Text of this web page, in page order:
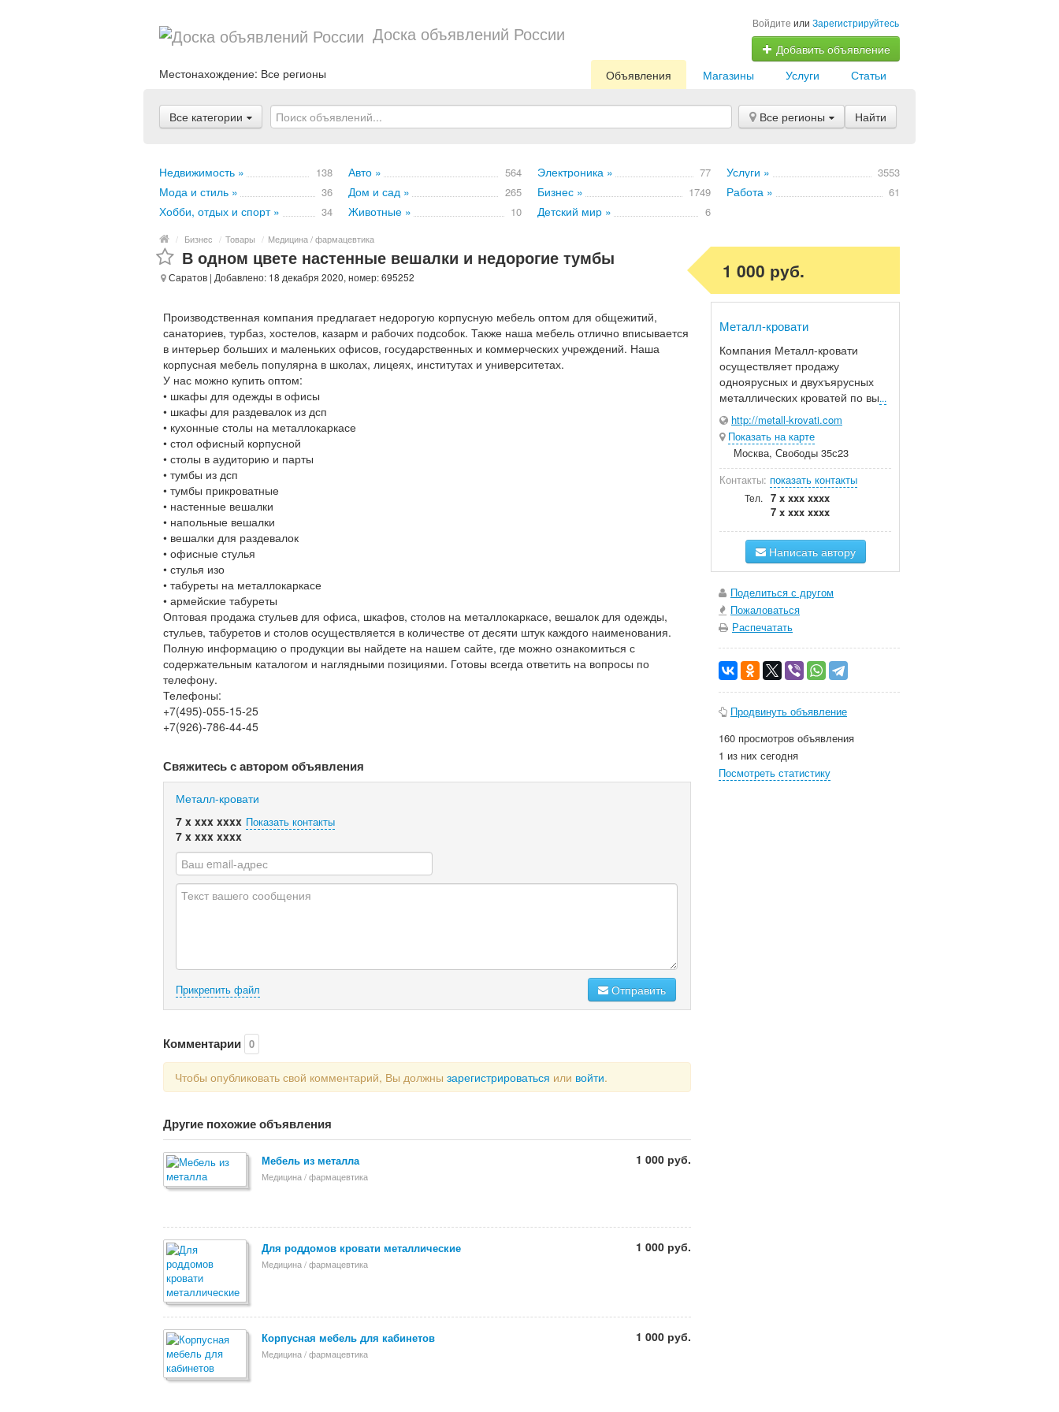
Доска объявлений России Войдите или Зарегистрируйтесь
Добавить объявление
Местонахождение: Все регионы Статьи
Услуги
Магазины
Объявления
Все категории Все регионы Найти
Недвижимость » 138 Авто » 564 Электроника » 77 Услуги » 3553
Мода и стиль » 36 Дом и сад » 265 Бизнес » 1749 Работа » 61
Хобби, отдых и спорт » 34 Животные » 10 Детский мир » 6
/ Бизнес / Товары / Медицина / фармацевтика
В одном цвете настенные вешалки и недорогие тумбы
Саратов | Добавлено: 18 декабря 2020, номер: 695252
Производственная компания предлагает недорогую корпусную мебель оптом для общежитий,
санаториев, турбаз, хостелов, казарм и рабочих подсобок. Также наша мебель отлично вписывается
в интерьер больших и маленьких офисов, государственных и коммерческих учреждений. Наша
корпусная мебель популярна в школах, лицеях, институтах и университетах.
У нас можно купить оптом:
• шкафы для одежды в офисы
• шкафы для раздевалок из дсп
• кухонные столы на металлокаркасе
• стол офисный корпусной
• столы в аудиторию и парты
• тумбы из дсп
• тумбы прикроватные
• настенные вешалки
• напольные вешалки
• вешалки для раздевалок
• офисные стулья
• стулья изо
• табуреты на металлокаркасе
• армейские табуреты
Оптовая продажа стульев для офиса, шкафов, столов на металлокаркасе, вешалок для одежды,
стульев, табуретов и столов осуществляется в количестве от десяти штук каждого наименования.
Полную информацию о продукции вы найдете на нашем сайте, где можно ознакомиться с
содержательным каталогом и наглядными позициями. Готовы всегда ответить на вопросы по
телефону.
Телефоны:
+7(495)-055-15-25
+7(926)-786-44-45
Свяжитесь с автором объявления
Металл-кровати
7 x xxx xxxx Показать контакты
7 x xxx xxxx
Прикрепить файл Отправить
Комментарии 0
Чтобы опубликовать свой комментарий, Вы должны зарегистрироваться или войти.
Другие похожие объявления
Мебель из металла
Медицина / фармацевтика
1 000 руб.
Для роддомов кровати металлические
Медицина / фармацевтика
1 000 руб.
Корпусная мебель для кабинетов
Медицина / фармацевтика
1 000 руб.
1 000 руб.
Металл-кровати
Компания Металл-кровати
осуществляет продажу
одноярусных и двухъярусных
металлических кроватей по вы...
http://metall-krovati.com
Показать на карте
Москва, Свободы 35с23
Контакты: показать контакты
Тел.
7 x xxx xxxx
7 x xxx xxxx
Написать автору
Поделиться с другом
Пожаловаться
Распечатать
Продвинуть объявление
160 просмотров объявления
1 из них сегодня
Посмотреть статистику